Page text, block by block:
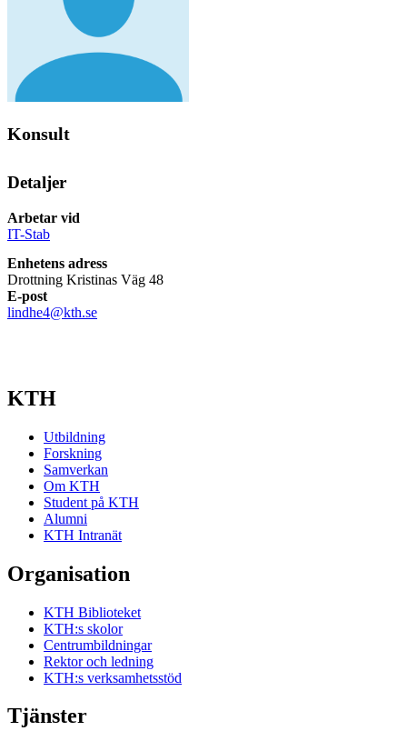
Konsult
Detaljer
Arbetar vid
IT-Stab
Enhetens adress
Drottning Kristinas Väg 48
E-post
lindhe4@kth.se
KTH
Utbildning
Forskning
Samverkan
Om KTH
Student på KTH
Alumni
KTH Intranät
Organisation
KTH Biblioteket
KTH:s skolor
Centrumbildningar
Rektor och ledning
KTH:s verksamhetsstöd
Tjänster